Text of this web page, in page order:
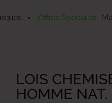
Offres Spéciales
LOIS
HOMME NAT.